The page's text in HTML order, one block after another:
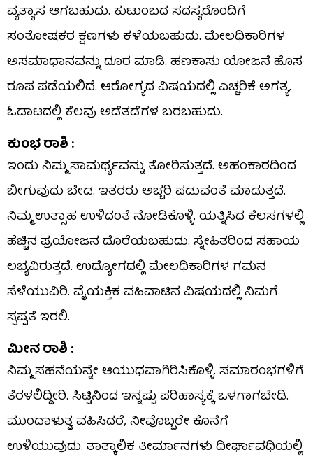
ವ್ಯತ್ಯಾಸ ಆಗಬಹುದು. ಕುಟುಂಬದ ಸದಸ್ಯರೊಂದಿಗೆ
ಸಂತೋಷಕರ ಕ್ಷಣಗಳು ಕಳೆಯಬಹುದು. ಮೇಲಧಿಕಾರಿಗಳ
ಅಸಮಾಧಾನವನ್ನು ದೂರ ಮಾಡಿ. ಹಣಕಾಸು ಯೋಜನೆ ಹೊಸ
ರೂಪ ಪಡೆಯಲಿದೆ. ಆರೋಗ್ಯದ ವಿಷಯದಲ್ಲಿ ಎಚ್ಚರಿಕೆ ಅಗತ್ಯ.
ಓಡಾಟದಲ್ಲಿ ಕೆಲವು ಅಡೆತಡೆಗಳ ಬರಬಹುದು.
ಕುಂಭ ರಾಶಿ :
ಇಂದು ನಿಮ್ಮ ಸಾಮರ್ಥ್ಯವನ್ನು ತೋರಿಸುತ್ತದೆ. ಅಹಂಕಾರದಿಂದ
ಬೀಗುವುದು ಬೇಡ. ಇತರರು ಅಚ್ಚರಿ ಪಡುವಂತೆ ಮಾಡುತ್ತದೆ.
ನಿಮ್ಮ ಉತ್ಸಾಹ ಉಳಿದಂತೆ ನೋಡಿಕೊಳ್ಳಿ. ಯತ್ನಿಸಿದ ಕೆಲಸಗಳಲ್ಲಿ
ಹೆಚ್ಚಿನ ಪ್ರಯೋಜನ ದೊರೆಯಬಹುದು. ಸ್ನೇಹಿತರಿಂದ ಸಹಾಯ
ಲಭ್ಯವಿರುತ್ತದೆ. ಉದ್ಯೋಗದಲ್ಲಿ ಮೇಲಧಿಕಾರಿಗಳ ಗಮನ
ಸೆಳೆಯುವಿರಿ. ವೈಯಕ್ತಿಕ ವಹಿವಾಟಿನ ವಿಷಯದಲ್ಲಿ ನಿಮಗೆ
ಸ್ಪಷ್ಟತೆ ಇರಲಿ.
ಮೀನ ರಾಶಿ :
ನಿಮ್ಮ ಸಹನೆಯನ್ನೇ ಆಯುಧವಾಗಿರಿಸಿಕೊಳ್ಳಿ. ಸಮಾರಂಭಗಳಿಗೆ
ತೆರಳಲಿದ್ದೀರಿ. ಸಿಟ್ಟಿನಿಂದ ಇನ್ನಷ್ಟು ಪರಿಹಾಸ್ಯಕ್ಕೆ ಒಳಗಾಗಬೇಡಿ.
ಮುಂದಾಳುತ್ವ ವಹಿಸಿದರೆ, ನೀವೊಬ್ಬರೇ ಕೊನೆಗೆ
ಉಳಿಯುವುದು. ತಾತ್ಕಾಲಿಕ ತೀರ್ಮಾನಗಳು ದೀರ್ಘಾವಧಿಯಲ್ಲಿ